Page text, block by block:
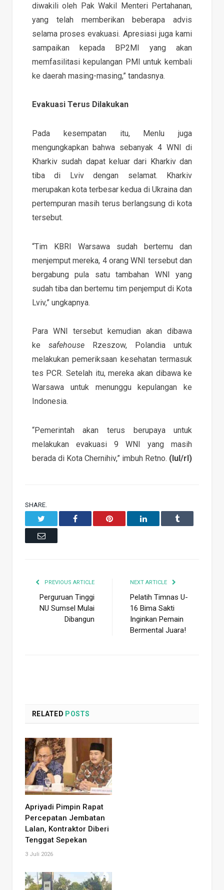
diwakili oleh Pak Wakil Menteri Pertahanan,
yang telah memberikan beberapa advis
selama proses evakuasi. Apresiasi juga kami
sampaikan kepada BP2MI yang akan
memfasilitasi kepulangan PMI untuk kembali
ke daerah masing-masing,” tandasnya.
Evakuasi Terus Dilakukan
Pada kesempatan itu, Menlu juga
mengungkapkan bahwa sebanyak 4 WNI di
Kharkiv sudah dapat keluar dari Kharkiv dan
tiba di Lviv dengan selamat. Kharkiv
merupakan kota terbesar kedua di Ukraina dan
pertempuran masih terus berlangsung di kota
tersebut.
“Tim KBRI Warsawa sudah bertemu dan
menjemput mereka, 4 orang WNI tersebut dan
bergabung pula satu tambahan WNI yang
sudah tiba dan bertemu tim penjemput di Kota
Lviv,” ungkapnya.
Para WNI tersebut kemudian akan dibawa
ke safehouseRzeszow, Polandia untuk
melakukan pemeriksaan kesehatan termasuk
tes PCR. Setelah itu, mereka akan dibawa ke
Warsawa untuk menunggu kepulangan ke
Indonesia.
“Pemerintah akan terus berupaya untuk
melakukan evakuasi 9 WNI yang masih
berada di Kota Chernihiv,” imbuh Retno. (lul/rl)
SHARE.
Facebook Pinterest LinkedIn Tumblr
Email
PREVIOUS ARTICLE
Perguruan Tinggi
NU Sumsel Mulai
Dibangun
NEXT ARTICLE
Pelatih Timnas U-
16 Bima Sakti
Inginkan Pemain
Bermental Juara!
RELATED POSTS
Apriyadi Pimpin Rapat
Percepatan Jembatan
Lalan, Kontraktor Diberi
Tenggat Sepekan
3 Juli 2026